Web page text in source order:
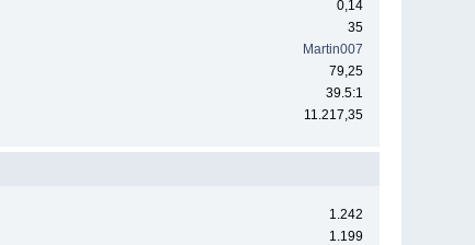
0,14
35
Martin007
79,25
39.5:1
11.217,35
1.242
1.199